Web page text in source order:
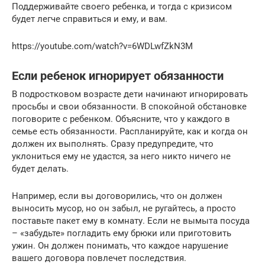
Поддерживайте своего ребенка, и тогда с кризисом
будет легче справиться и ему, и вам.
https://youtube.com/watch?v=6WDLwfZkN3M
Если ребенок игнорирует обязанности
В подростковом возрасте дети начинают игнорировать
просьбы и свои обязанности. В спокойной обстановке
поговорите с ребенком. Объясните, что у каждого в
семье есть обязанности. Распланируйте, как и когда он
должен их выполнять. Сразу предупредите, что
уклониться ему не удастся, за него никто ничего не
будет делать.
Например, если вы договорились, что он должен
выносить мусор, но он забыл, не ругайтесь, а просто
поставьте пакет ему в комнату. Если не вымыта посуда
– «забудьте» погладить ему брюки или приготовить
ужин. Он должен понимать, что каждое нарушение
вашего договора повлечет последствия.